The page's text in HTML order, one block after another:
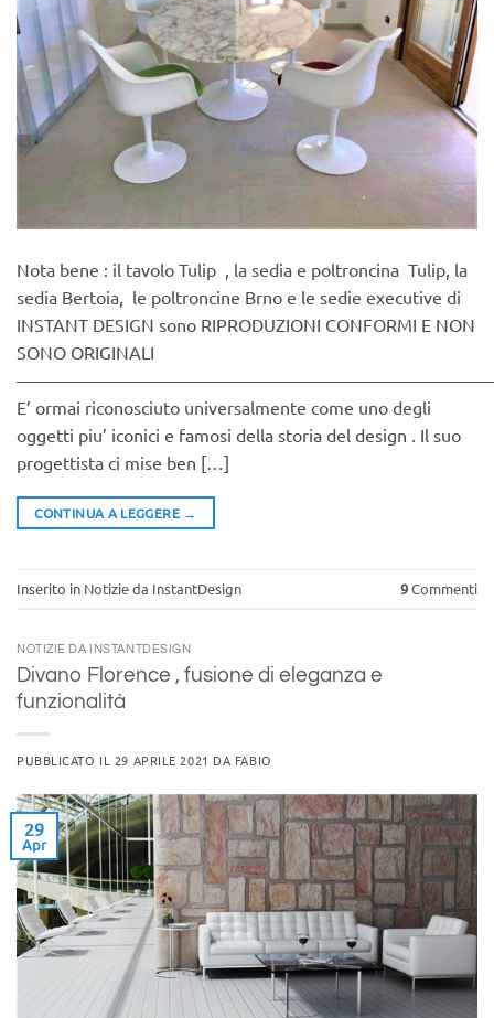
Nota bene : il tavolo Tulip , la sedia e poltroncina Tulip, la
sedia Bertoia, le poltroncine Brno e le sedie executive di
INSTANT DESIGN sono RIPRODUZIONI CONFORMI E NON
SONO ORIGINALI
E’ ormai riconosciuto universalmente come uno degli
oggetti piu’ iconici e famosi della storia del design . Il suo
progettista ci mise ben […]
CONTINUA A LEGGERE →
Inserito in Notizie da InstantDesign 9Commenti
NOTIZIE DA INSTANTDESIGN
Divano Florence , fusione di eleganza e
funzionalità
PUBBLICATO IL 29 APRILE 2021 DA FABIO
29
Apr